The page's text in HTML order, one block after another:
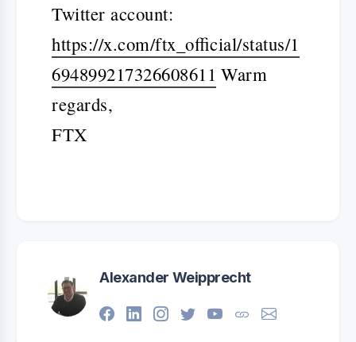
Twitter account:
https://x.com/ftx_official/status/1
694899217326608611 Warm
regards,
FTX
Alexander Weipprecht